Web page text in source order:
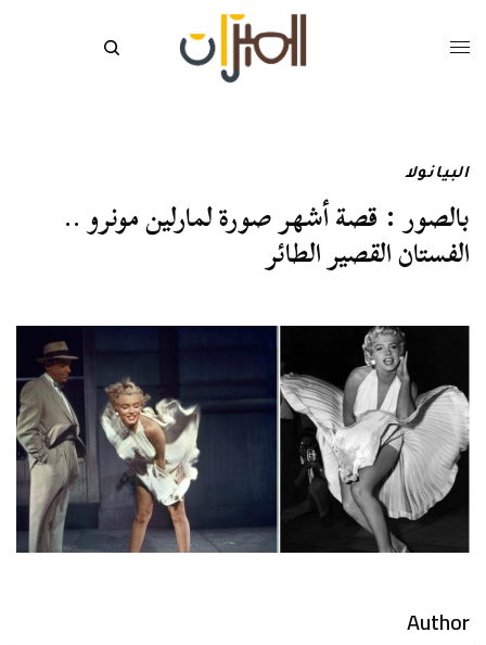
البيانولا
بالصور : قصة أشهر صورة لمارلين مونرو ..
الفستان القصير الطائر
Author